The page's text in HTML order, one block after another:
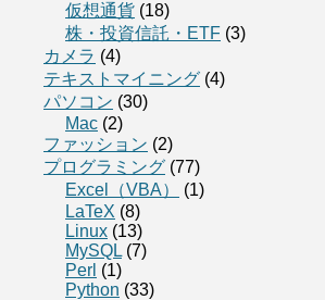
仮想通貨 (18)
株・投資信託・ETF (3)
カメラ (4)
テキストマイニング (4)
パソコン (30)
Mac (2)
ファッション (2)
プログラミング (77)
Excel（VBA）
(1)
LaTeX (8)
Linux (13)
MySQL (7)
Perl (1)
Python (33)